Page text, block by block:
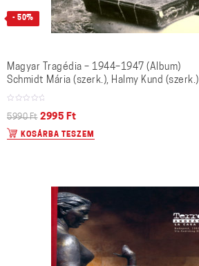
- 50%
Magyar Tragédia – 1944–1947 (Album)
Schmidt Mária (szerk.), Halmy Kund (szerk.)
5990Ft 2995 Ft
KOSÁRBA TESZEM